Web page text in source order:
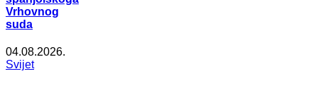
Vrhovnog
suda
04.08.2026.
Svijet